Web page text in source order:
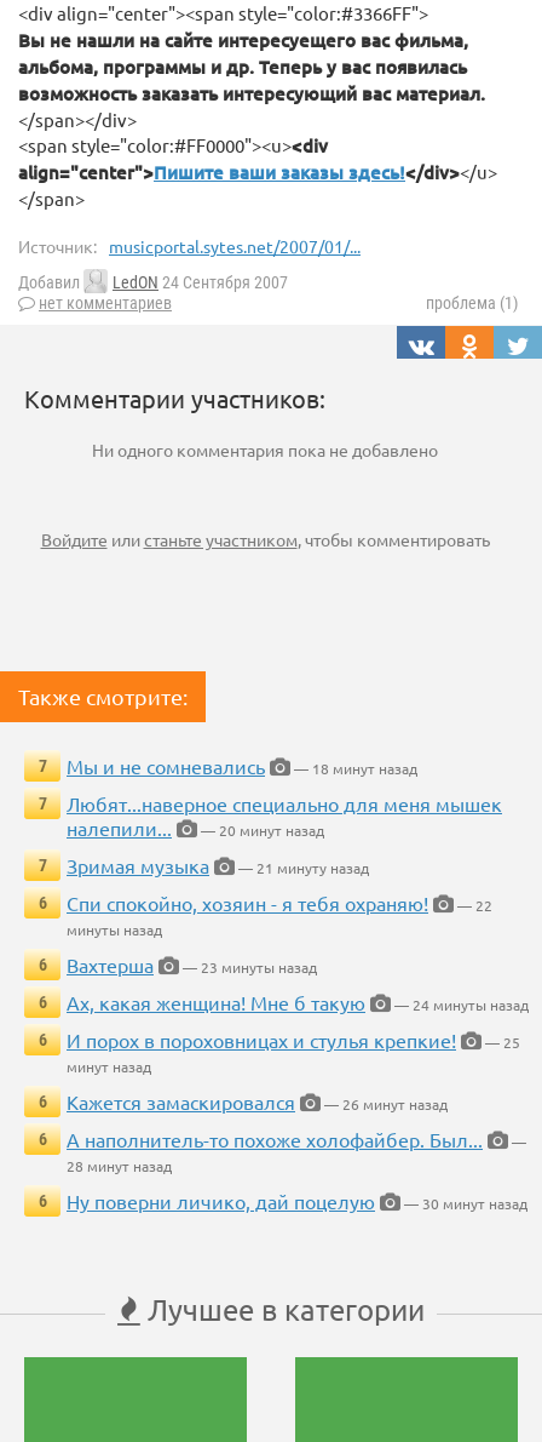
<div align="center"><span style="color:#3366FF">
Вы не нашли на сайте интересуещего вас фильма,
альбома, программы и др. Теперь у вас появилась
возможность заказать интересующий вас материал.
</span></div>
<span style="color:#FF0000"><u><div
align="center">Пишите ваши заказы здесь!</div></u>
</span>
Источник: musicportal.sytes.net/2007/01/...
Добавил LedON 24 Сентября 2007
нет комментариев
проблема (1)
Комментарии участников:
Ни одного комментария пока не добавлено
Войдите илистаньте участником, чтобы комментировать
Также смотрите:
7 Мы и не сомневались
— 18 минут назад
7
Любят...наверное специально для меня мышек
налепили...
— 20 минут назад
7
Зримая музыка
— 21 минуту назад
6
Спи спокойно, хозяин - я тебя охраняю!
— 22
минуты назад
6
Вахтерша
— 23 минуты назад
6
Ах, какая женщина! Мне б такую
— 24 минуты назад
6
И порох в пороховницах и стулья крепкие!
— 25
минут назад
6
Кажется замаскировался
— 26 минут назад
6
А наполнитель-то похоже холофайбер. Был...
—
28 минут назад
6
Ну поверни личико, дай поцелую — 30 минут назад
Лучшее в категории